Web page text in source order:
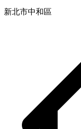
新北市中和區